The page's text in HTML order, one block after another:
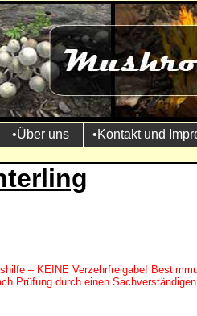
•Über uns •Kontakt und
– KEINE Verzehrfreigabe!
Prüfung durch einen